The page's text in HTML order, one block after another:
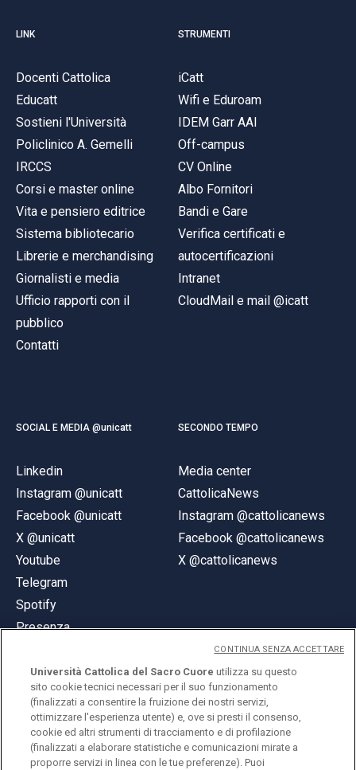
LINK
Docenti Cattolica
Educatt
Sostieni l'Università
Policlinico A. Gemelli
IRCCS
Corsi e master online
Vita e pensiero editrice
Sistema bibliotecario
Librerie e merchandising
Giornalisti e media
Ufficio rapporti con il
pubblico
Contatti
STRUMENTI
iCatt
Wifi e Eduroam
IDEM Garr AAI
Off-campus
CV Online
Albo Fornitori
Bandi e Gare
Verifica certificati e
autocertificazioni
Intranet
CloudMail e mail @icatt
SOCIAL E MEDIA @unicatt
Linkedin
Instagram @unicatt
Facebook @unicatt
X @unicatt
Youtube
Telegram
Spotify
Presenza
SECONDO TEMPO
Media center
CattolicaNews
Instagram @cattolicanews
Facebook @cattolicanews
X @cattolicanews
© Università Cattolica del Sacro Cuore
Largo A. Gemelli 1, 20123 Milano
Università Cattolica del Sacro Cuore utilizza su questo
sito cookie tecnici necessari per il suo funzionamento
(finalizzati a consentire la fruizione dei nostri servizi,
ottimizzare l'esperienza utente) e, ove si presti il consenso,
cookie ed altri strumenti di tracciamento e di profilazione
(finalizzati a elaborare statistiche e comunicazioni mirate a
proporre servizi in linea con le tue preferenze). Puoi
CONTINUA SENZA ACCETTARE